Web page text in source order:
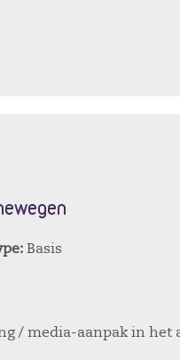
Basis
/ media-aanpak in het